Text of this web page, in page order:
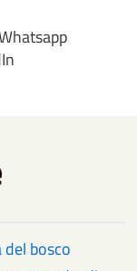
bosco